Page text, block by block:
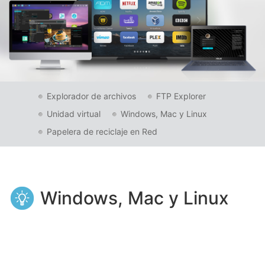
Explorador de archivos
FTP Explorer
Unidad virtual
Windows, Mac y Linux
Papelera de reciclaje en Red
Windows, Mac y Linux